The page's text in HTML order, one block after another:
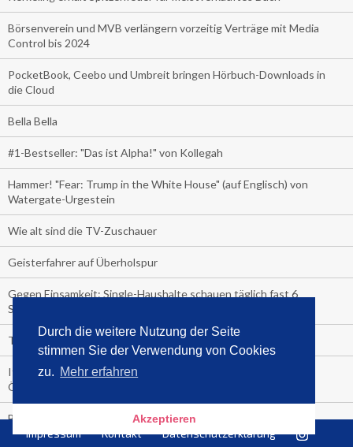
Durch die weitere Nutzung der Seite
stimmen Sie der Verwendung von Cookies
zu. Mehr erfahren
Akzeptieren
Börsenverein und MVB verlängern vorzeitig Verträge mit Media
Control bis 2024
PocketBook, Ceebo und Umbreit bringen Hörbuch-Downloads in
die Cloud
Bella Bella
#1-Bestseller: "Das ist Alpha!" von Kollegah
Hammer! "Fear: Trump in the White House" (auf Englisch) von
Watergate-Urgestein
Wie alt sind die TV-Zuschauer
Geisterfahrer auf Überholspur
Gegen Einsamkeit: Single-Haushalte schauen täglich fast 6
Stunden TV
TV-Quote:
Italienisches Kochbuch schießt auf Nummer 1 in Deutschland,
Österreich und Schweiz
Blick in die Garage der TV-Dauerglotzer
Impressum Kontakt Datenschutzerklärung